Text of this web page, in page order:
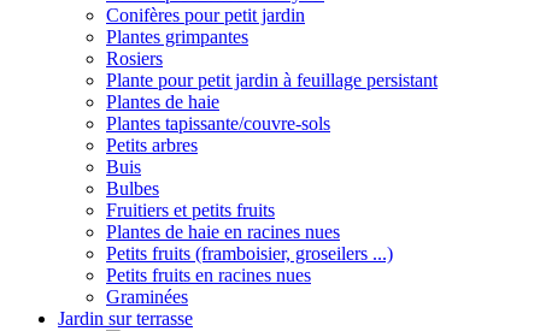
Conifères pour petit jardin
Plantes grimpantes
Rosiers
Plante pour petit jardin à feuillage persistant
Plantes de haie
Plantes tapissante/couvre-sols
Petits arbres
Buis
Bulbes
Fruitiers et petits fruits
Plantes de haie en racines nues
Petits fruits (framboisier, groseilers ...)
Petits fruits en racines nues
Graminées
Jardin sur terrasse